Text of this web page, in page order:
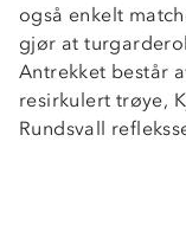
også enkelt
gjør at
Antrekket består
resirkulert trøye,
Rundsvall